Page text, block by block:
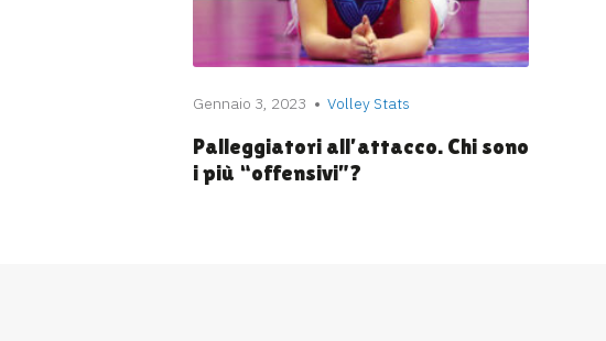
Gennaio 3, 2023 Volley Stats
Palleggiatori all’attacco. Chi sono
i più “offensivi”?